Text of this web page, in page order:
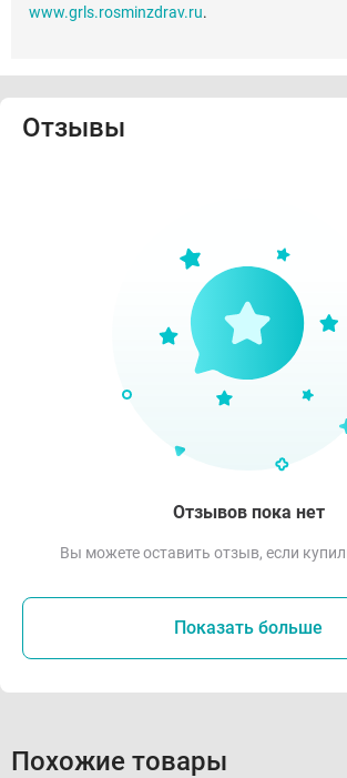
www.grls.rosminzdrav.ru.
Отзывы
Отзывов пока нет
Вы можете оставить отзыв, если
Показать больше
Похожие товары